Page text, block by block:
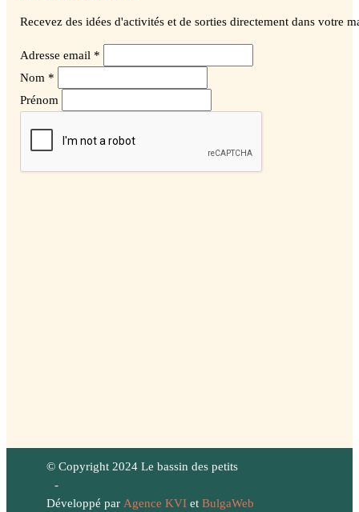
Recevez des idées d'activités et de sorties directement dans votre
Adresse email *
Nom *
Prénom
© Copyright 2024 Le bassin des petits
-
Développé par Agence KVIet BulgaWeb